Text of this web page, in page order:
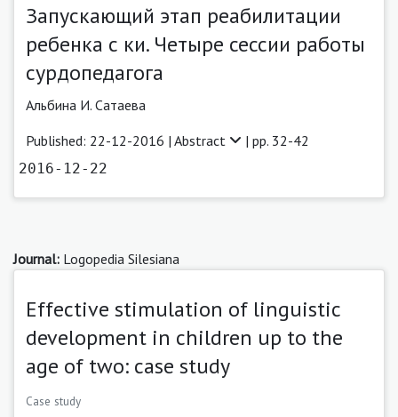
Запускающий этап реабилитации
ребенка с ки. Четыре сессии работы
сурдопедагога
Альбина И. Сатаева
Published: 22-12-2016 | Abstract | pp. 32-42
2016-12-22
Journal: Logopedia Silesiana
Effective stimulation of linguistic
development in children up to the
age of two: case study
Case study